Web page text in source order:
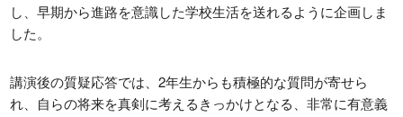
〒329-1321 栃木県さくら市馬場410
し、早期から進路を意識した学校生活を送れるように企画しま
した。
講演後の質疑応答では、2年生からも積極的な質問が寄せら
れ、自らの将来を真剣に考えるきっかけとなる、非常に有意義